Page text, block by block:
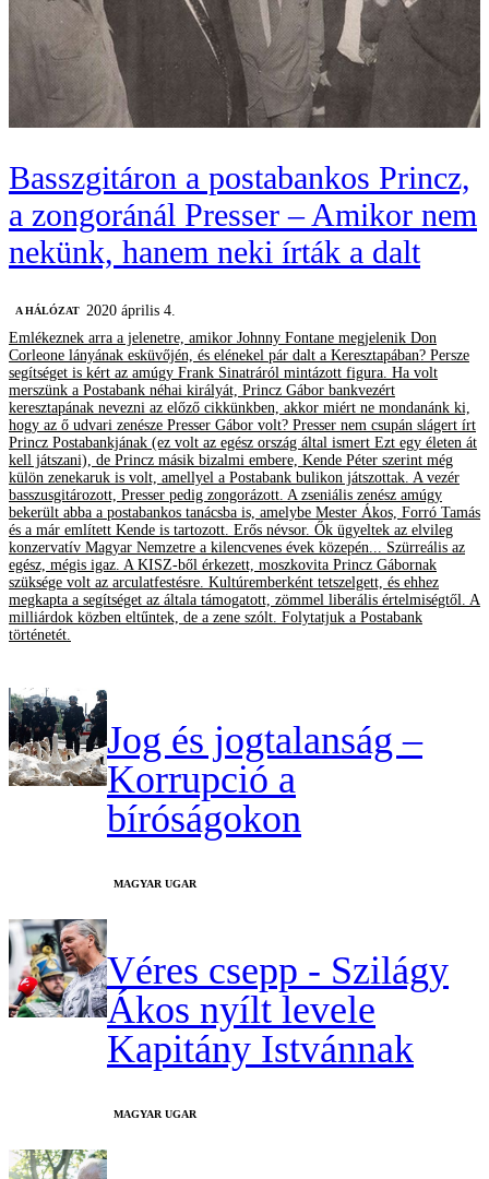
Basszgitáron a postabankos Princz,
a zongoránál Presser – Amikor nem
nekünk, hanem neki írták a dalt
A HÁLÓZAT
2020 április 4.
Emlékeznek arra a jelenetre, amikor Johnny Fontane megjelenik Don
Corleone lányának esküvőjén, és elénekel pár dalt a Keresztapában? Persze
segítséget is kért az amúgy Frank Sinatráról mintázott figura. Ha volt
merszünk a Postabank néhai királyát, Princz Gábor bankvezért
keresztapának nevezni az előző cikkünkben, akkor miért ne mondanánk ki,
hogy az ő udvari zenésze Presser Gábor volt? Presser nem csupán slágert írt
Princz Postabankjának (ez volt az egész ország által ismert Ezt egy életen át
kell játszani), de Princz másik bizalmi embere, Kende Péter szerint még
külön zenekaruk is volt, amellyel a Postabank bulikon játszottak. A vezér
basszusgitározott, Presser pedig zongorázott. A zseniális zenész amúgy
bekerült abba a postabankos tanácsba is, amelybe Mester Ákos, Forró Tamás
és a már említett Kende is tartozott. Erős névsor. Ők ügyeltek az elvileg
konzervatív Magyar Nemzetre a kilencvenes évek közepén... Szürreális az
egész, mégis igaz. A KISZ-ből érkezett, moszkovita Princz Gábornak
szüksége volt az arculatfestésre. Kultúremberként tetszelgett, és ehhez
megkapta a segítséget az általa támogatott, zömmel liberális értelmiségtől. A
milliárdok közben eltűntek, de a zene szólt. Folytatjuk a Postabank
történetét.
Jog és jogtalanság –
Korrupció a
bíróságokon
MAGYAR UGAR
Véres csepp - Szilágy
Ákos nyílt levele
Kapitány Istvánnak
MAGYAR UGAR